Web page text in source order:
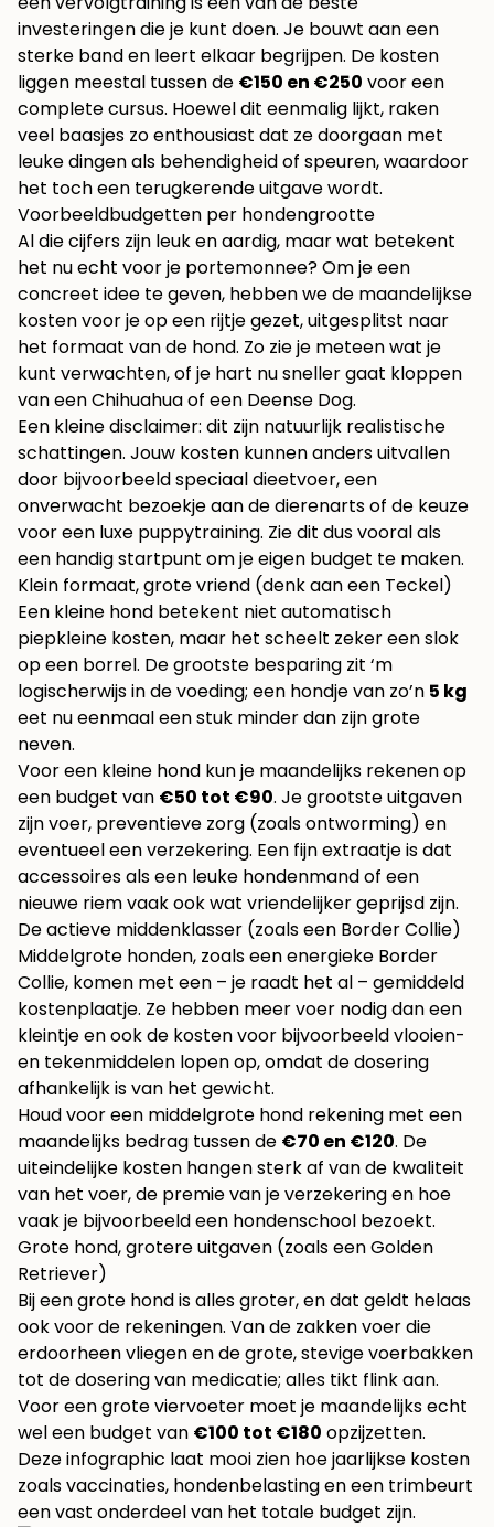
investeringen die je kunt doen. Je bouwt aan een
sterke band en leert elkaar begrijpen. De kosten
liggen meestal tussen de €150 en €250 voor een
complete cursus. Hoewel dit eenmalig lijkt, raken
veel baasjes zo enthousiast dat ze doorgaan met
leuke dingen als behendigheid of speuren, waardoor
het toch een terugkerende uitgave wordt.
Voorbeeldbudgetten per hondengrootte
Al die cijfers zijn leuk en aardig, maar wat betekent
het nu echt voor je portemonnee? Om je een
concreet idee te geven, hebben we de maandelijkse
kosten voor je op een rijtje gezet, uitgesplitst naar
het formaat van de hond. Zo zie je meteen wat je
kunt verwachten, of je hart nu sneller gaat kloppen
van een Chihuahua of een Deense Dog.
Een kleine disclaimer: dit zijn natuurlijk realistische
schattingen. Jouw kosten kunnen anders uitvallen
door bijvoorbeeld speciaal dieetvoer, een
onverwacht bezoekje aan de dierenarts of de keuze
voor een luxe puppytraining. Zie dit dus vooral als
een handig startpunt om je eigen budget te maken.
Klein formaat, grote vriend (denk aan een Teckel)
Een kleine hond betekent niet automatisch
piepkleine kosten, maar het scheelt zeker een slok
op een borrel. De grootste besparing zit ‘m
logischerwijs in de voeding; een hondje van zo’n 5 kg
eet nu eenmaal een stuk minder dan zijn grote
neven.
Voor een kleine hond kun je maandelijks rekenen op
een budget van €50 tot €90. Je grootste uitgaven
zijn voer, preventieve zorg (zoals ontworming) en
eventueel een verzekering. Een fijn extraatje is dat
accessoires als een leuke hondenmand of een
nieuwe riem vaak ook wat vriendelijker geprijsd zijn.
De actieve middenklasser (zoals een Border Collie)
Middelgrote honden, zoals een energieke Border
Collie, komen met een – je raadt het al – gemiddeld
kostenplaatje. Ze hebben meer voer nodig dan een
kleintje en ook de kosten voor bijvoorbeeld vlooien-
en tekenmiddelen lopen op, omdat de dosering
afhankelijk is van het gewicht.
Houd voor een middelgrote hond rekening met een
maandelijks bedrag tussen de €70 en €120. De
uiteindelijke kosten hangen sterk af van de kwaliteit
van het voer, de premie van je verzekering en hoe
vaak je bijvoorbeeld een hondenschool bezoekt.
Grote hond, grotere uitgaven (zoals een Golden
Retriever)
Bij een grote hond is alles groter, en dat geldt helaas
ook voor de rekeningen. Van de zakken voer die
erdoorheen vliegen en de grote, stevige voerbakken
tot de dosering van medicatie; alles tikt flink aan.
Voor een grote viervoeter moet je maandelijks echt
wel een budget van €100 tot €180 opzijzetten.
Deze infographic laat mooi zien hoe jaarlijkse kosten
zoals vaccinaties, hondenbelasting en een trimbeurt
een vast onderdeel van het totale budget zijn.